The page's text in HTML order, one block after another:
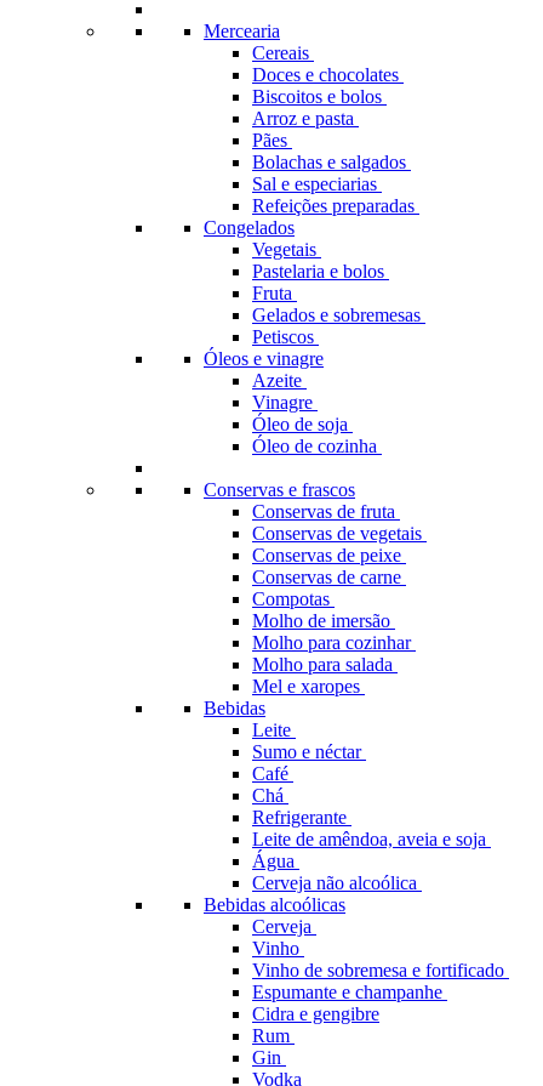
Mercearia
Cereais
Doces e chocolates
Biscoitos e bolos
Arroz e pasta
Pães
Bolachas e salgados
Sal e especiarias
Refeições preparadas
Congelados
Vegetais
Pastelaria e bolos
Fruta
Gelados e sobremesas
Petiscos
Óleos e vinagre
Azeite
Vinagre
Óleo de soja
Óleo de cozinha
Conservas e frascos
Conservas de fruta
Conservas de vegetais
Conservas de peixe
Conservas de carne
Compotas
Molho de imersão
Molho para cozinhar
Molho para salada
Mel e xaropes
Bebidas
Leite
Sumo e néctar
Café
Chá
Refrigerante
Leite de amêndoa, aveia e soja
Água
Cerveja não alcoólica
Bebidas alcoólicas
Cerveja
Vinho
Vinho de sobremesa e fortificado
Espumante e champanhe
Cidra e gengibre
Rum
Gin
Vodka